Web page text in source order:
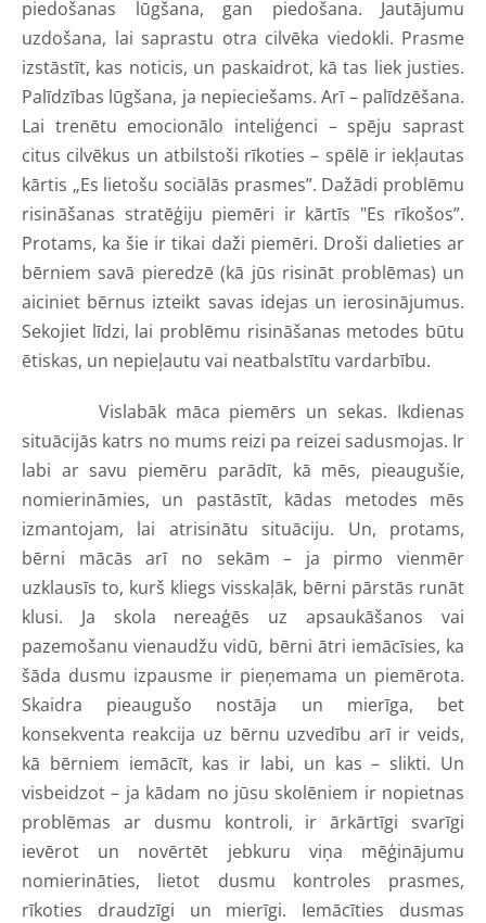
piedošanas lūgšana, gan piedošana. Jautājumu
uzdošana, lai saprastu otra cilvēka viedokli. Prasme
izstāstīt, kas noticis, un paskaidrot, kā tas liek justies.
Palīdzības lūgšana, ja nepieciešams. Arī – palīdzēšana.
Lai trenētu emocionālo inteliģenci – spēju saprast
citus cilvēkus un atbilstoši rīkoties – spēlē ir iekļautas
kārtis „Es lietošu sociālās prasmes”. Dažādi problēmu
risināšanas stratēģiju piemēri ir kārtīs "Es rīkošos”.
Protams, ka šie ir tikai daži piemēri. Droši dalieties ar
bērniem savā pieredzē (kā jūs risināt problēmas) un
aiciniet bērnus izteikt savas idejas un ierosinājumus.
Sekojiet līdzi, lai problēmu risināšanas metodes būtu
ētiskas, un nepieļautu vai neatbalstītu vardarbību.
Vislabāk māca piemērs un sekas. Ikdienas
situācijās katrs no mums reizi pa reizei sadusmojas. Ir
labi ar savu piemēru parādīt, kā mēs, pieaugušie,
nomierināmies, un pastāstīt, kādas metodes mēs
izmantojam, lai atrisinātu situāciju. Un, protams,
bērni mācās arī no sekām – ja pirmo vienmēr
uzklausīs to, kurš kliegs visskaļāk, bērni pārstās runāt
klusi. Ja skola nereaģēs uz apsaukāšanos vai
pazemošanu vienaudžu vidū, bērni ātri iemācīsies, ka
šāda dusmu izpausme ir pieņemama un piemērota.
Skaidra pieaugušo nostāja un mierīga, bet
konsekventa reakcija uz bērnu uzvedību arī ir veids,
kā bērniem iemācīt, kas ir labi, un kas – slikti. Un
visbeidzot – ja kādam no jūsu skolēniem ir nopietnas
problēmas ar dusmu kontroli, ir ārkārtīgi svarīgi
ievērot un novērtēt jebkuru viņa mēģinājumu
nomierināties, lietot dusmu kontroles prasmes,
rīkoties draudzīgi un mierīgi. Iemācīties dusmas